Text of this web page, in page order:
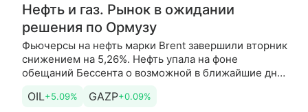
Нефть и газ. Рынок в ожидании
решения по Ормузу
Фьючерсы на нефть марки Brent завершили вторник
снижением на 5,26%. Нефть упала на фоне
обещаний Бессента о возможной в ближайшие дни
рассказывает Андрей Мамонтов,
OIL+5.09% GAZP+0.09%